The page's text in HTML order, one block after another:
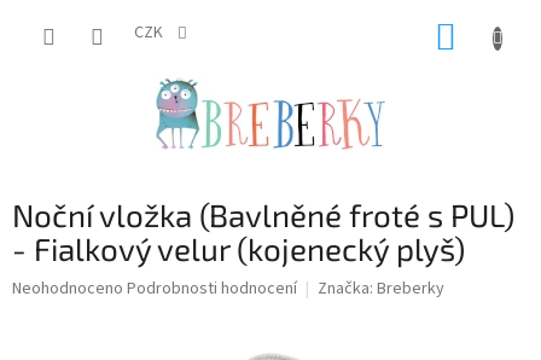
CZK
Noční vložka (Bavlněné froté s PUL)
- Fialkový velur (kojenecký plyš)
Průměrné
Neohodnoceno Podrobnosti hodnocení Značka: Breberky